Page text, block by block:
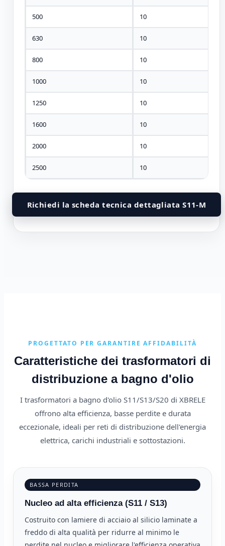
500 10
630 10
800 10
1000 10
1250 10
1600 10
2000 10
2500 10
Richiedi la scheda tecnica dettagliata S11-M
PROGETTATO PER GARANTIRE AFFIDABILITÀ
Caratteristiche dei trasformatori di
distribuzione a bagno d'olio
I trasformatori a bagno d'olio S11/S13/S20 di XBRELE
offrono alta efficienza, basse perdite e durata
eccezionale, ideali per reti di distribuzione dell'energia
elettrica, carichi industriali e sottostazioni.
BASSA PERDITA
Nucleo ad alta efficienza (S11 / S13)
Costruito con lamiere di acciaio al silicio laminate a
freddo di alta qualità per ridurre al minimo le